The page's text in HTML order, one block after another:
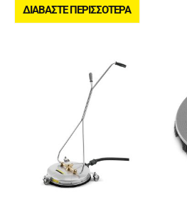
ΔΙΑΒΆΣΤΕ ΠΕΡΙΣΣΌΤΕΡΑ